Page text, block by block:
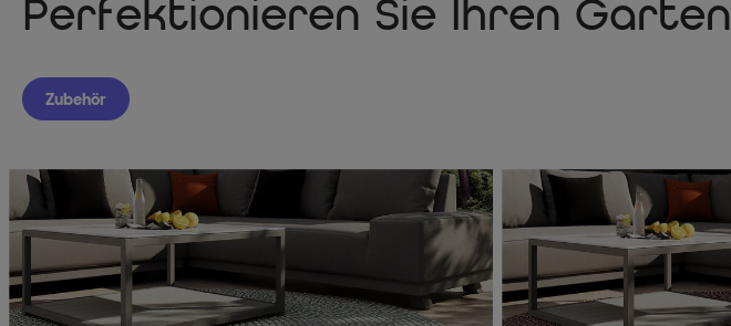
Perfektionieren Sie Ihren Garten
Zubehör